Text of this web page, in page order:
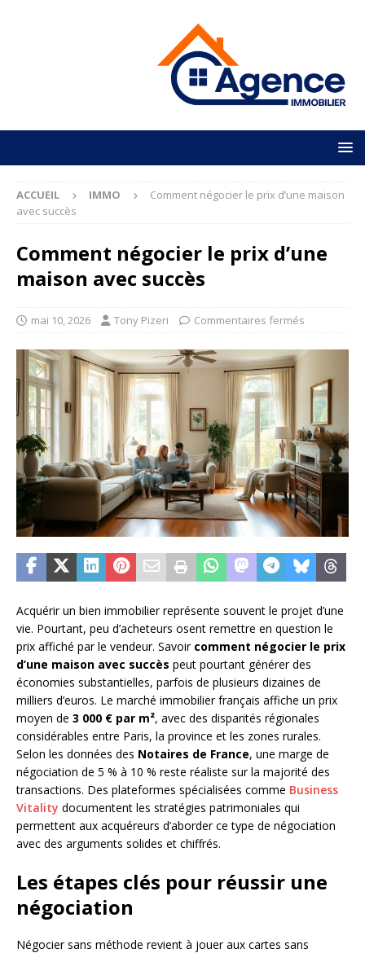
ACCUEIL IMMO
Comment négocier le prix d’une maison
avec succès
Comment négocier le prix d’une
maison avec succès
mai 10, 2026 Tony Pizeri Commentaires fermés
Acquérir un bien immobilier représente souvent le projet d’une
vie. Pourtant, peu d’acheteurs osent remettre en question le
prix affiché par le vendeur. Savoir comment négocier le prix
d’une maison avec succès peut pourtant générer des
économies substantielles, parfois de plusieurs dizaines de
milliers d’euros. Le marché immobilier français affiche un prix
moyen de 3 000 € par m², avec des disparités régionales
considérables entre Paris, la province et les zones rurales.
Selon les données des Notaires de France, une marge de
négociation de 5 % à 10 % reste réaliste sur la majorité des
transactions. Des plateformes spécialisées comme Business
Vitality documentent les stratégies patrimoniales qui
permettent aux acquéreurs d’aborder ce type de négociation
avec des arguments solides et chiffrés.
Les étapes clés pour réussir une
négociation
Négocier sans méthode revient à jouer aux cartes sans